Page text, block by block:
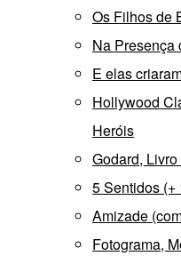
Os Filhos de
Na Presença
E elas
Hollywood
Heróis
Godard,
5 Sentidos (+
Amizade
Fotograma,